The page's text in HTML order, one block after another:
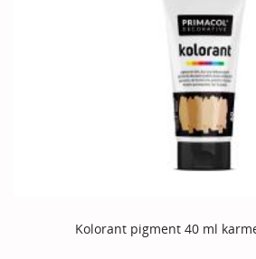
Kolorant pigment 40 ml